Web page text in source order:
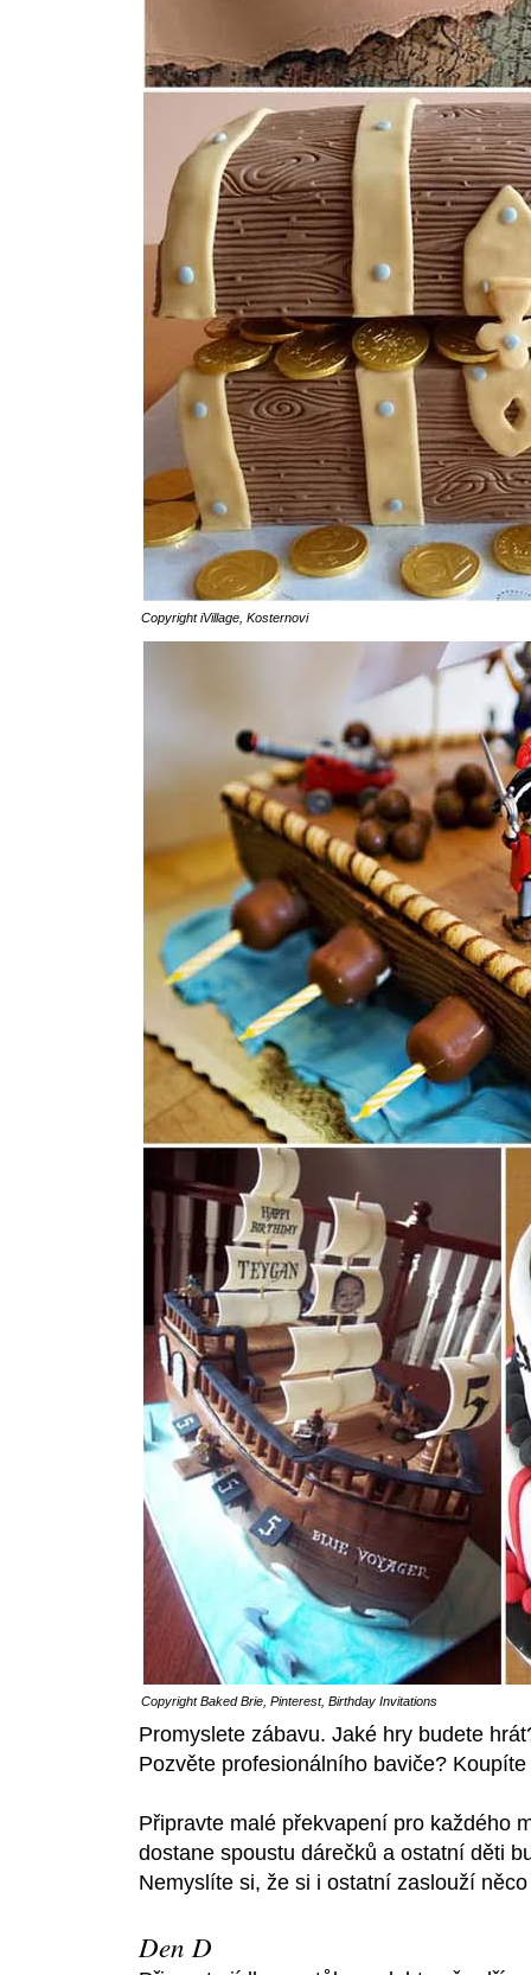
CopyrightiVillage, Kosternovi
CopyrightBaked Brie Pinterest, Birthday Invitations
Promyslete zábavu. Jaké hry budete
Pozvěte profesionálního baviče?
Připravte malé překvapení pro každého
dostane spoustu dárečků a ostatní děti
Nemyslíte si, že si i ostatní zaslouží
Den D